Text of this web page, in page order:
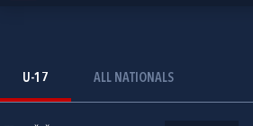
U-17 ALL NATIONALS